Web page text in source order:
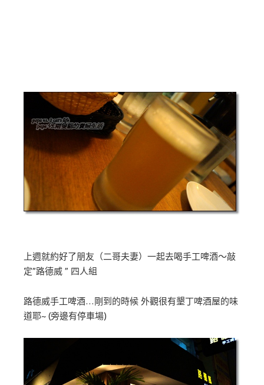
上週就約好了朋友（二哥夫妻）一起去喝手工啤酒～敲
定”路德威 ” 四人組
路德威手工啤酒…剛到的時候 外觀很有墾丁啤酒屋的味
道耶~ (旁邊有停車場)